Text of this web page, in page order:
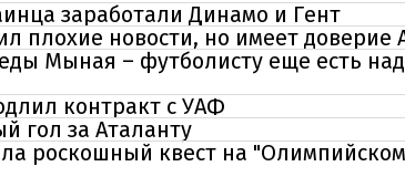
заработали Динамо и Гент
плохие новости, но имеет доверие
Мыная – футболисту еще есть
контракт с УАФ
гол за Аталанту
роскошный квест на